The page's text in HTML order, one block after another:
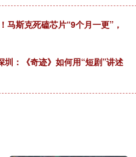
马斯克死磕芯片“9个月一更”，
圳：《奇迹》如何用“短剧”讲述